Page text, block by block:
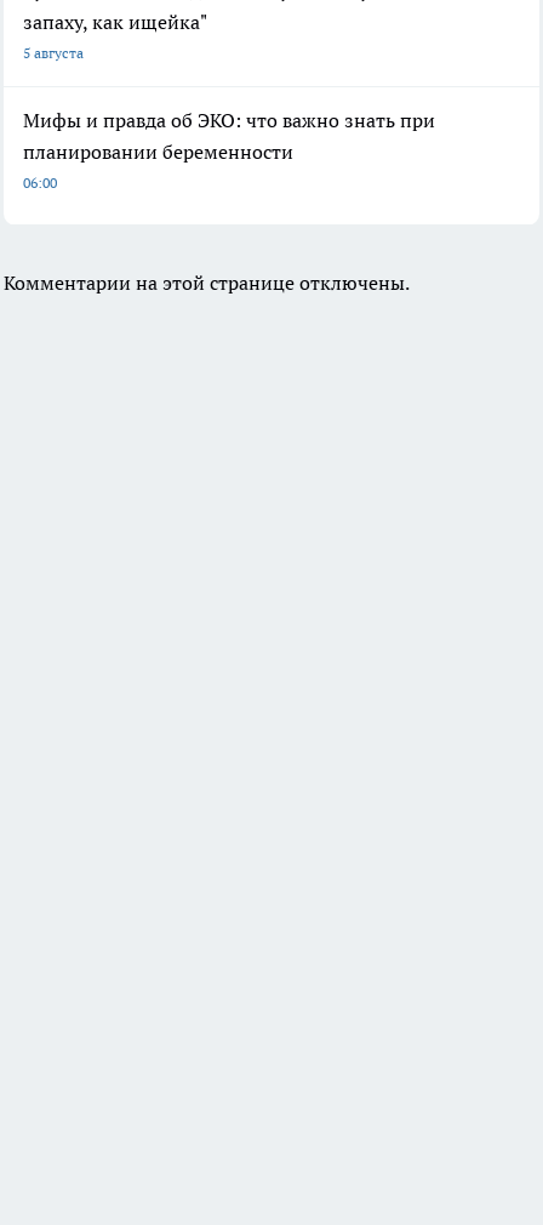
запаху, как ищейка"
5 августа
Мифы и правда об ЭКО: что важно знать при
планировании беременности
06:00
Комментарии на этой странице отключены.